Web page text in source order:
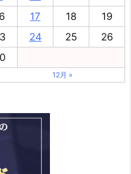
17 18
19
24 25
26
12月 »